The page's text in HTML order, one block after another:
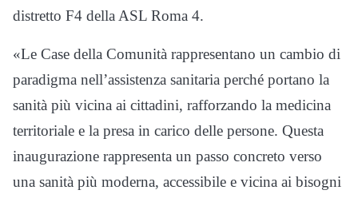
distretto F4 della ASL Roma 4.
«Le Case della Comunità rappresentano un cambio di
paradigma nell’assistenza sanitaria perché portano la
sanità più vicina ai cittadini, rafforzando la medicina
territoriale e la presa in carico delle persone. Questa
inaugurazione rappresenta un passo concreto verso
una sanità più moderna, accessibile e vicina ai bisogni